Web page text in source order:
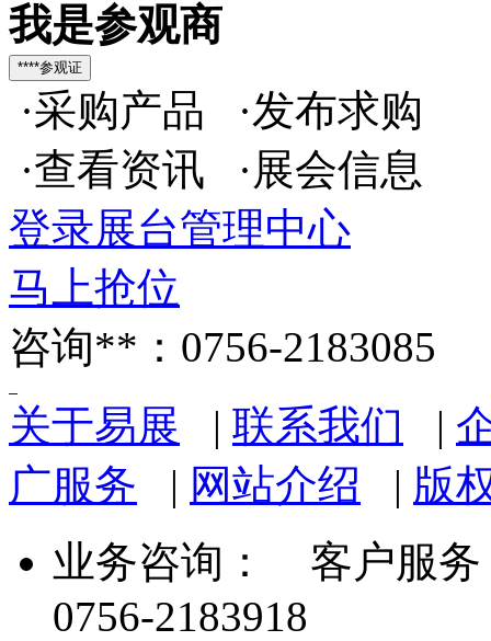
我是参观商
·采购产品 ·发布求购
·查看资讯 ·展会信息
登录展台管理中心
马上抢位
咨询**：0756-2183085
关于易展 | 联系我们 |
广服务 | 网站介绍 | 版
业务咨询：
客户服务
0756-2183918